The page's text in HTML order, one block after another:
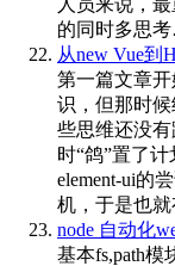
的同时多思
从new Vue到
第一篇文章
识，但那时
些思维还没
时“鸽”置了
element-ui的
机，于是也
node 自动化
基本fs,path模